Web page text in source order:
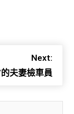
Next:
夫妻檢車員